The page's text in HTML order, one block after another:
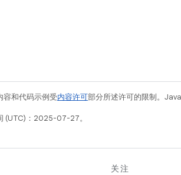
容和代码示例受内容许可部分所述许可的限制。
(UTC)：2025-07-27。
关注